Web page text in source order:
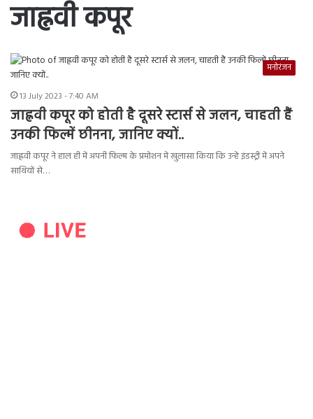
जाह्नवी कपूर
मनोरंजन
13 July 2023 - 7:40 AM
जाह्नवी कपूर को होती है दूसरे स्टार्स से जलन, चाहती हैं
उनकी फिल्में छीनना, जानिए क्यों..
जाह्नवी कपूर ने हाल ही में अपनी फिल्म के प्रमोशन में खुलासा किया कि उन्हें इंडस्ट्री में अपने
साथियों से…